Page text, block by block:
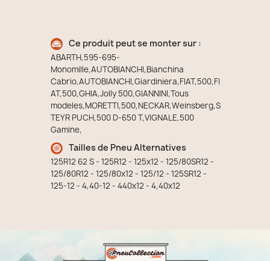
Ce produit peut se monter sur :
ABARTH,595-695-
Monomille,AUTOBIANCHI,Bianchina
Cabrio,AUTOBIANCHI,Giardiniera,FIAT,500,FI
AT,500,GHIA,Jolly 500,GIANNINI,Tous
modeles,MORETTI,500,NECKAR,Weinsberg,S
TEYR PUCH,500 D-650 T,VIGNALE,500
Gamine,
Tailles de Pneu Alternatives
125R12 62 S - 125R12 - 125x12 - 125/80SR12 -
125/80R12 - 125/80x12 - 125/12 - 125SR12 -
125-12 - 4,40-12 - 440x12 - 4,40x12